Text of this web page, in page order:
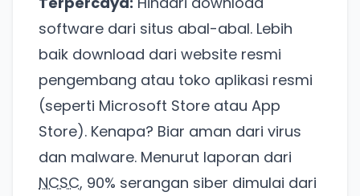
software dari situs abal-abal. Lebih
baik download dari website resmi
pengembang atau toko aplikasi resmi
(seperti Microsoft Store atau App
Store). Kenapa? Biar aman dari virus
dan malware. Menurut laporan dari
NCSC, 90% serangan siber dimulai dari